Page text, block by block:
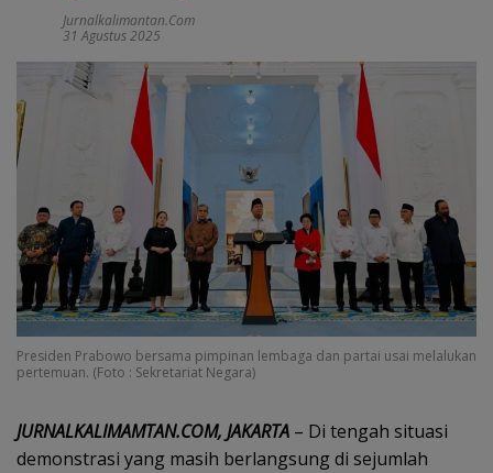
Jurnalkalimantan.com
31 Agustus 2025
Presiden Prabowo bersama pimpinan lembaga dan partai usai melalukan
pertemuan. (Foto : Sekretariat Negara)
JURNALKALIMAMTAN.COM, JAKARTA – Di tengah situasi
demonstrasi yang masih berlangsung di sejumlah